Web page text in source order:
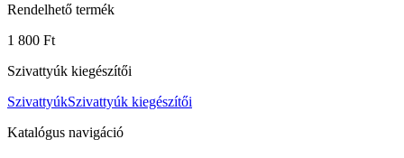
Rendelhető termék
1 800 Ft
Szivattyúk kiegészítői
SzivattyúkSzivattyúk kiegészítői
Katalógus navigáció